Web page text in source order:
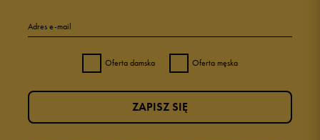
Adres e-mail
Oferta damska Oferta męska
ZAPISZ SIĘ